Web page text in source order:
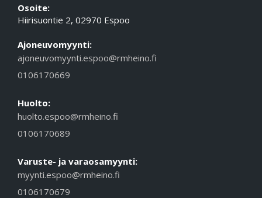
Osoite:
Hiirisuontie 2, 02970 Espoo
Ajoneuvomyynti:
ajoneuvomyynti.espoo@rmheino.fi
0106170669
Huolto:
huolto.espoo@rmheino.fi
0106170689
Varuste- ja varaosamyynti:
myynti.espoo@rmheino.fi
0106170679